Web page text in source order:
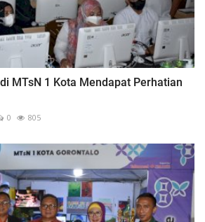
MTsN 1 Kota Mendapat Perhatian
0 805